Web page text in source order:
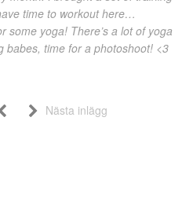
time to workout here…
some yoga! There’s a lot of yoga
babes, time for a photoshoot! <3
Nästa inlägg